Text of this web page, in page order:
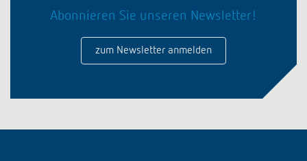
Klimaregelung
Zubehör
KNX-Systeme
Präsenzmelder und Bewegungsmelder
Kataloge und Prospekte
Katalogbestellung
Theben AG
Aktuelles
Ausstellung, Präsentation und Schulung
Kontakt
Hotline
Ansprechpartner
Produktfinder
LUXORliving
Abonnieren Sie unseren Newsletter!
zum Newsletter anmelden